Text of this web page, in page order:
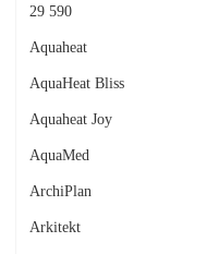
29 590
Aquaheat
AquaHeat Bliss
Aquaheat Joy
AquaMed
ArchiPlan
Arkitekt